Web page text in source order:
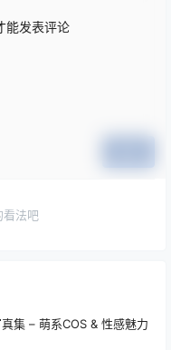
能发表评论
看法吧
集 – 萌系COS & 性感魅力